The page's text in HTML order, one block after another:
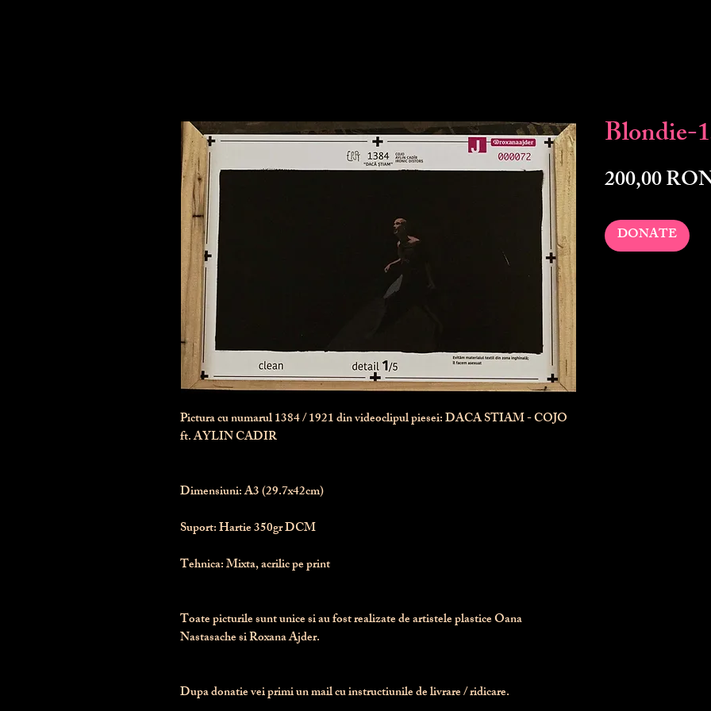
Pictura cu numarul1384/ 1921 din videoclipul piesei: DACA STIAM - COJO
ft. AYLIN CADIR
Dimensiuni: A3 (29.7x42cm)
Suport: Hartie 350gr DCM
Tehnica: Mixta, acrilic pe print
Toate picturile sunt unice si au fost realizate de artistele plastice Oana
Nastasache si Roxana Ajder.
Dupa donatie vei primi un mail cu instructiunile de livrare / ridicare.
Blondie-
200,00
DONATE